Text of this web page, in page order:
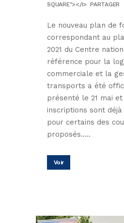
SQUARE"></I> PARTAGER
Le nouveau plan de
correspondant au
2021 du Centre
référence pour la
commerciale et la
transports a été
présenté le 21 mai
inscriptions sont
pour certains des
proposés.....
Voir